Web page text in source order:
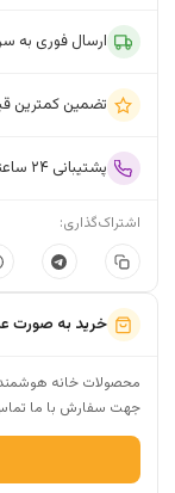
ارسال فوری به
تضمین کمترین
پشتیبانی ۲۴ ساعته
اشتراک‌گذاری:
خرید به صورت
محصولات خانه هوشمند
جهت سفارش با ما